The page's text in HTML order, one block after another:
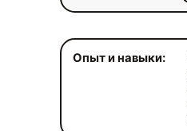
Опыт и навыки: